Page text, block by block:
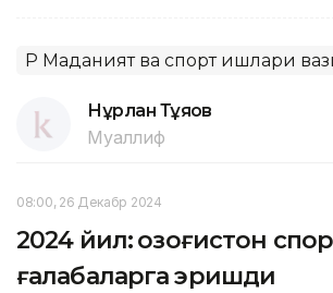
ҚР Маданият ва спорт ишлари
Нұрлан Тұяқов
Муаллиф
08:00, 26 Декабр 2024
2024 йил: Қозоғистон
ғалабаларга эришди